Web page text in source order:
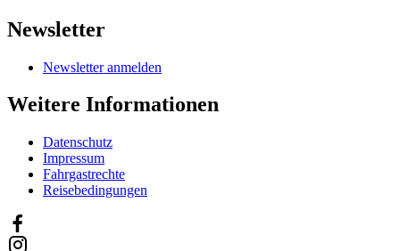
Newsletter
Newsletter anmelden
Weitere Informationen
Datenschutz
Impressum
Fahrgastrechte
Reisebedingungen